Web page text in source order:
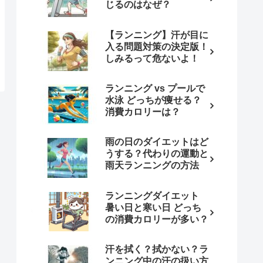
じるのはなぜ？
【ランニング】汗が目に
入る問題対策の決定版！
しみるって危ないよ！
ランニング vs プールで
水泳 どっちが痩せる？
消費カロリーは？
雨の日のダイエットはど
うする？代わりの運動と
雨天ランニングの方法
ランニングダイエット
暑い日と寒い日 どっち
の消費カロリーが多い？
汗を拭く？拭かない？ラ
ンニング中の汗の扱い方